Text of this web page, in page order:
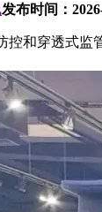
发布时间：
穿透式监管